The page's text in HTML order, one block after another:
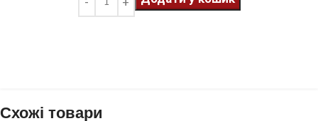
Схожі товари